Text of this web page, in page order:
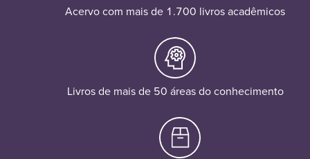
Acervo com mais de 1.700 livros acadêmicos
Livros de mais de 50 áreas do conhecimento